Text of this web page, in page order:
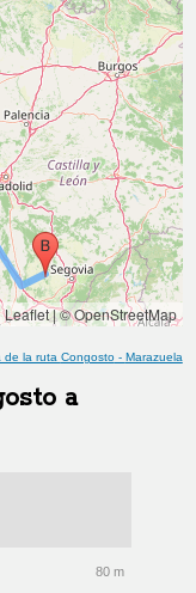
Leaflet|© OpenStreetMap
de la ruta Congosto- Marazuela
a
80 m